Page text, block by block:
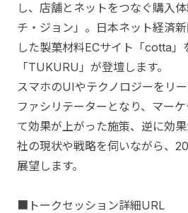
し、店舗とネットをつなぐ購入
チ・ジョン」。日本ネット経済
した製菓材料ECサイト「cotta」
「TUKURU」が登壇します。
スマホのUIやテクノロジーをリ
ファシリテーターとなり、マー
て効果が上がった施策、逆に効
社の現状や戦略を伺いながら、
展望します。
■トークセッション詳細URL